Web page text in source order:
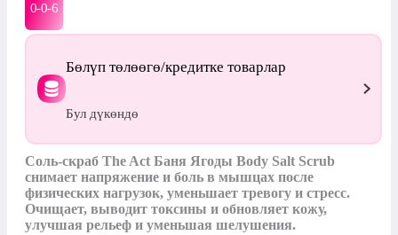
0-0-6
Бөлүп төлөөгө/кредитке товарлар
Бул дүкөндө
Соль-скраб The Act Баня Ягоды Body Salt Scrub
снимает напряжение и боль в мышцах после
физических нагрузок, уменьшает тревогу и стресс.
Очищает, выводит токсины и обновляет кожу,
улучшая рельеф и уменьшая шелушения.